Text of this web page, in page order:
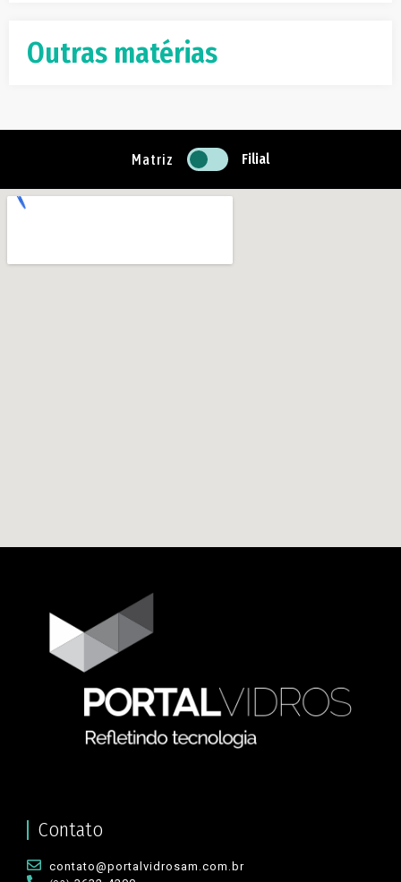
Outras matérias
Matriz Filial
Contato
contato@portalvidrosam.com.br